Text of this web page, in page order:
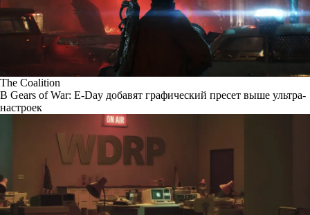
The Coalition
В Gears of War: E-Day добавят графический пресет выше ультра-
настроек